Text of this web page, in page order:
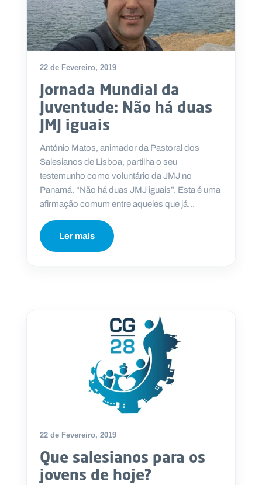
22 de Fevereiro, 2019
Jornada Mundial da
Juventude: Não há duas
JMJ iguais
António Matos, animador da Pastoral dos
Salesianos de Lisboa, partilha o seu
testemunho como voluntário da JMJ no
Panamá. “Não há duas JMJ iguais”. Esta é uma
afirmação comum entre aqueles que já...
Ler mais
22 de Fevereiro, 2019
Que salesianos para os
jovens de hoje?